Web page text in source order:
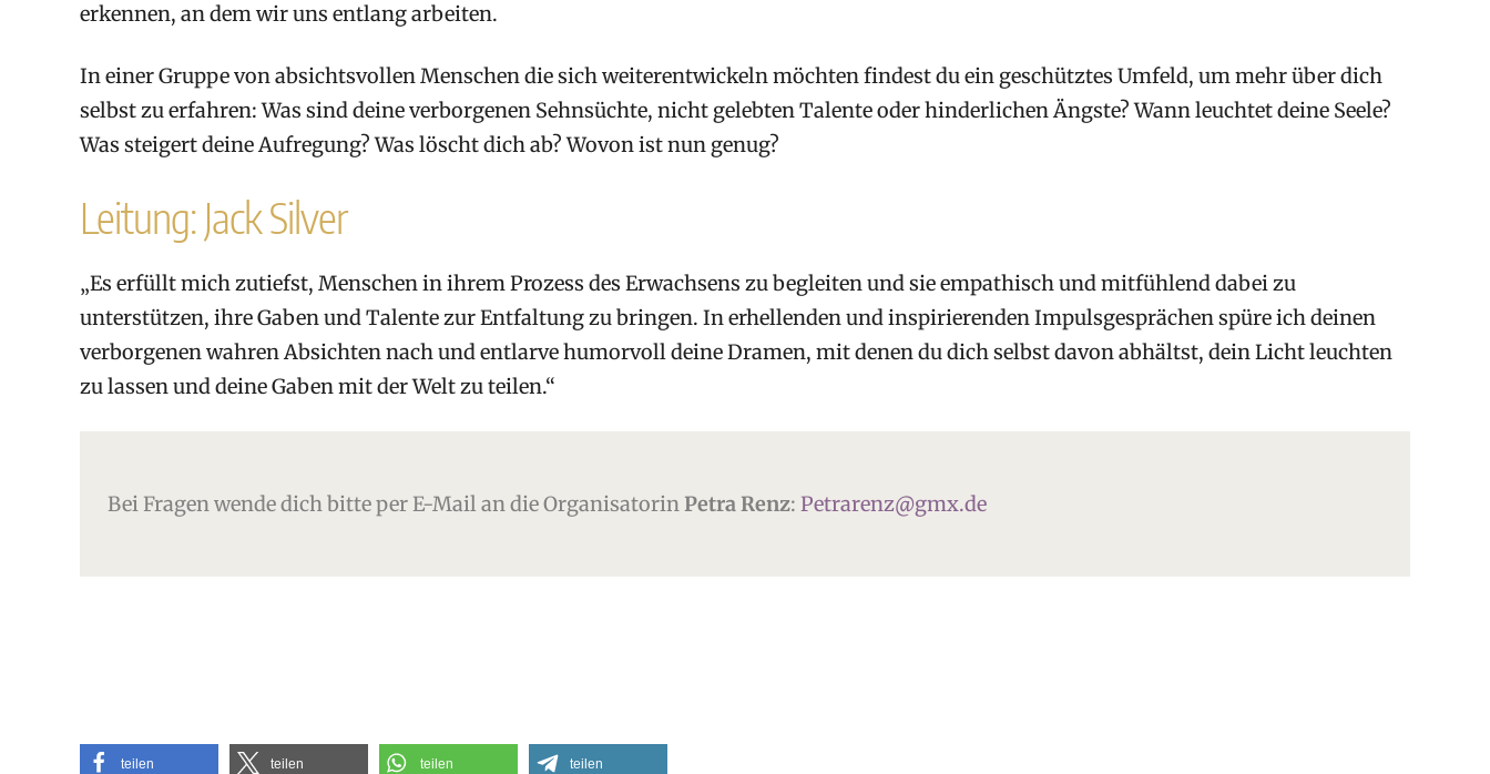
erkennen, an dem wir uns entlang arbeiten.
In einer Gruppe von absichtsvollen Menschen die sich weiterentwickeln möchten findest du ein geschütztes Umfeld, um mehr über dich
selbst zu erfahren: Was sind deine verborgenen Sehnsüchte, nicht gelebten Talente oder hinderlichen Ängste? Wann leuchtet deine Seele?
Was steigert deine Aufregung? Was löscht dich ab? Wovon ist nun genug?
Leitung: Jack Silver
„Es erfüllt mich zutiefst, Menschen in ihrem Prozess des Erwachsens zu begleiten und sie empathisch und mitfühlend dabei zu
unterstützen, ihre Gaben und Talente zur Entfaltung zu bringen. In erhellenden und inspirierenden Impulsgesprächen spüre ich deinen
verborgenen wahren Absichten nach und entlarve humorvoll deine Dramen, mit denen du dich selbst davon abhältst, dein Licht leuchten
zu lassen und deine Gaben mit der Welt zu teilen.“
Bei Fragen wende dich bitte per E-Mail an die OrganisatorinPetra Renz: Petrarenz@gmx.de
teilen teilen teilen teilen